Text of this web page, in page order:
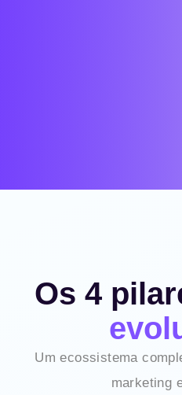
Os 4
Um ecossistema
marketing